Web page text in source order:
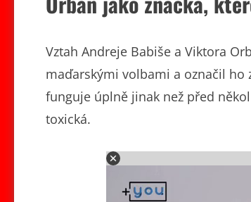
Vztah Andreje Babiše a Viktora
maďarskými volbami a označil ho
funguje úplně jinak než před
toxická.